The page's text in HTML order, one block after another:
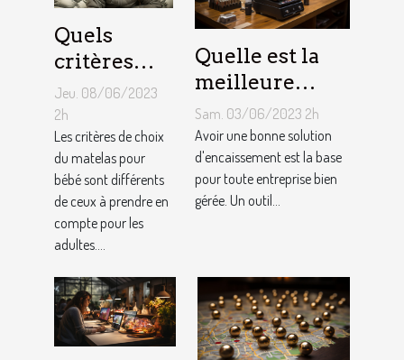
Quels
critères
pour
choisir un
matelas de
bébé ?
Jeu. 08/06/2023
2h
Les critères de choix
du matelas pour
bébé sont différents
de ceux à prendre en
compte pour les
adultes....
Quelle est la
meilleure
solution
d'encaissement
pour votre
entreprise ?
Sam. 03/06/2023 2h
Avoir une bonne solution
d'encaissement est la base
pour toute entreprise bien
gérée. Un outil...